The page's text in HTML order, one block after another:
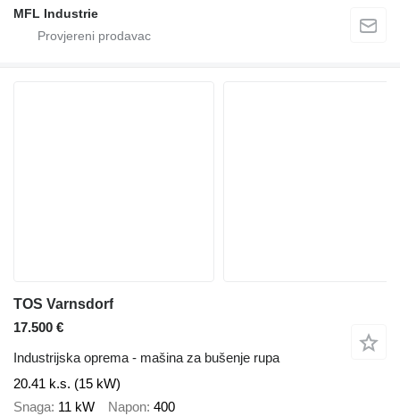
MFL Industrie
TOS Varnsdorf
17.500 €
Industrijska oprema - mašina za bušenje rupa
20.41 k.s. (15 kW)
Snaga 11 kW Napon 400